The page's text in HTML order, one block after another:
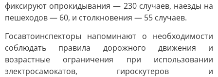
фиксируют опрокидывания — 230 случаев, наезды на
пешеходов — 60, и столкновения — 55 случаев.
Госавтоинспекторы напоминают о необходимости
соблюдать правила дорожного движения и
возрастные ограничения при использовании
электросамокатов, гироскутеров и